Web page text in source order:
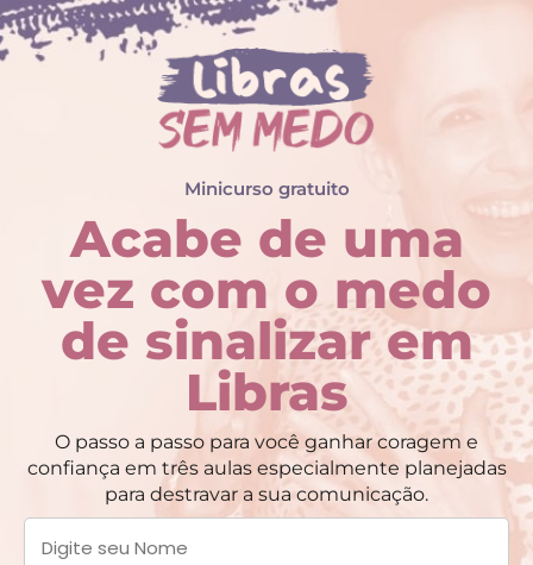
Minicurso gratuito
Acabe de uma
vez com o medo
de sinalizar em
Libras
O passo a passo para você ganhar coragem e
confiança em três aulas especialmente planejadas
para destravar a sua comunicação.